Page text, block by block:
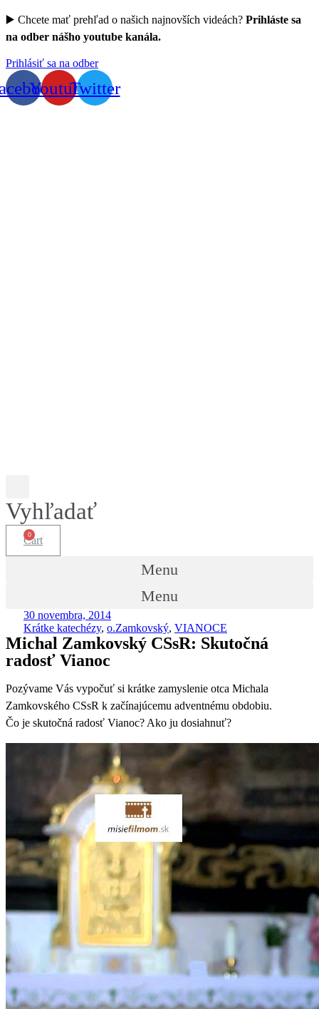
▶️ Chcete mať prehľad o našich najnovších videách? Prihláste sa
na odber nášho youtube kanála.
Prihlásiť sa na odber
YoutubeTwitter
Vyhľadať
Cart
Menu
Menu
30 novembra, 2014
Krátke katechézy, o.Zamkovský, VIANOCE
Michal Zamkovský CSsR: Skutočná
radosť Vianoc
Pozývame Vás vypočuť si krátke zamyslenie otca Michala
Zamkovského CSsR k začínajúcemu adventnému obdobiu.
Čo je skutočná radosť Vianoc? Ako ju dosiahnuť?